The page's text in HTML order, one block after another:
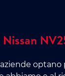
Nissan